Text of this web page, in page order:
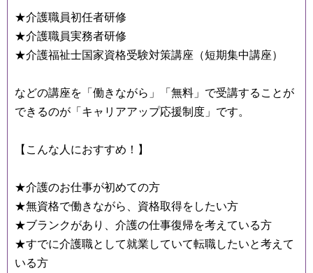
★介護職員初任者研修
★介護職員実務者研修
★介護福祉士国家資格受験対策講座（短期集中講座）
などの講座を「働きながら」「無料」で受講することが
できるのが「キャリアアップ応援制度」です。
【こんな人におすすめ！】
★介護のお仕事が初めての方
★無資格で働きながら、資格取得をしたい方
★ブランクがあり、介護の仕事復帰を考えている方
★すでに介護職として就業していて転職したいと考えて
いる方